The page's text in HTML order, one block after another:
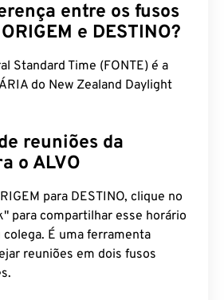
entre os fusos
e DESTINO?
Standard Time (FONTE) é a
do New Zealand Daylight
reuniões da
o ALVO
para DESTINO, clique no
para compartilhar esse horário
É uma ferramenta
reuniões em dois fusos